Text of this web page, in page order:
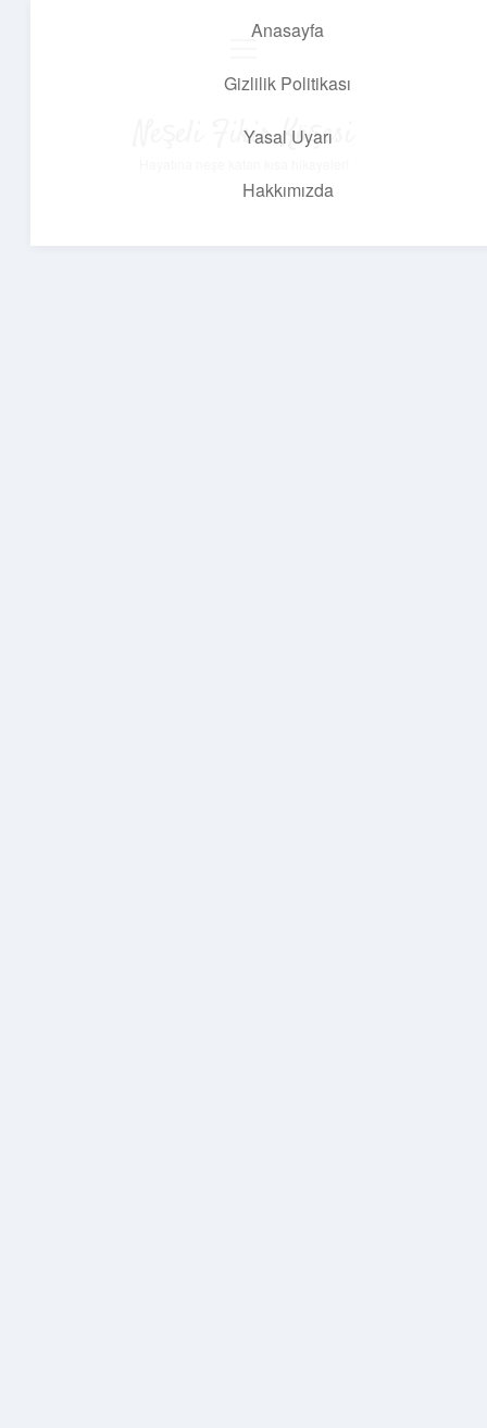
Anasayfa
Gizlilik Politikası
Yasal Uyarı
Hakkımızda
Neşeli Fikir Köşesi